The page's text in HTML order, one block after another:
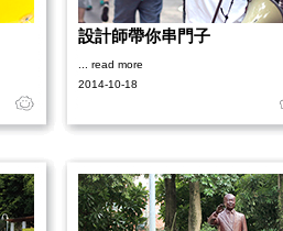
設計師帶你串門子
... read more
2014-10-18